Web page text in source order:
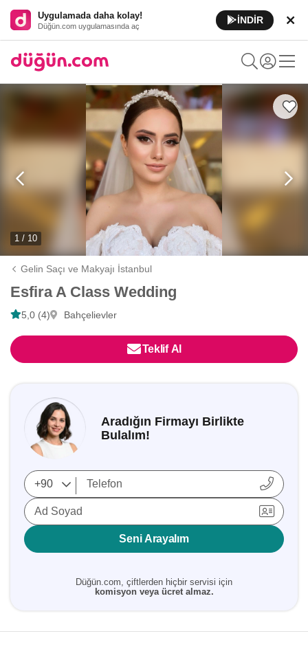
Uygulamada daha kolay!
Düğün.com uygulamasında aç
İNDİR
1 / 10
Gelin Saçı ve Makyajı İstanbul
Esfira A Class Wedding
5,0 (4) Bahçelievler
Teklif Al
Aradığın Firmayı Birlikte
Bulalım!
Ad Soyad
Seni Arayalım
Düğün.com, çiftlerden hiçbir servisi için
komisyon veya ücret almaz.